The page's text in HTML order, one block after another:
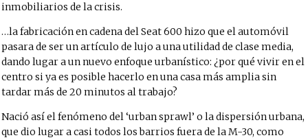
inmobiliarios de la crisis.
…la fabricación en cadena del Seat 600 hizo que el automóvil
pasara de ser un artículo de lujo a una utilidad de clase media,
dando lugar a un nuevo enfoque urbanístico: ¿por qué vivir en el
centro si ya es posible hacerlo en una casa más amplia sin
tardar más de 20 minutos al trabajo?
Nació así el fenómeno del ‘urban sprawl’ o la dispersión urbana,
que dio lugar a casi todos los barrios fuera de la M-30, como